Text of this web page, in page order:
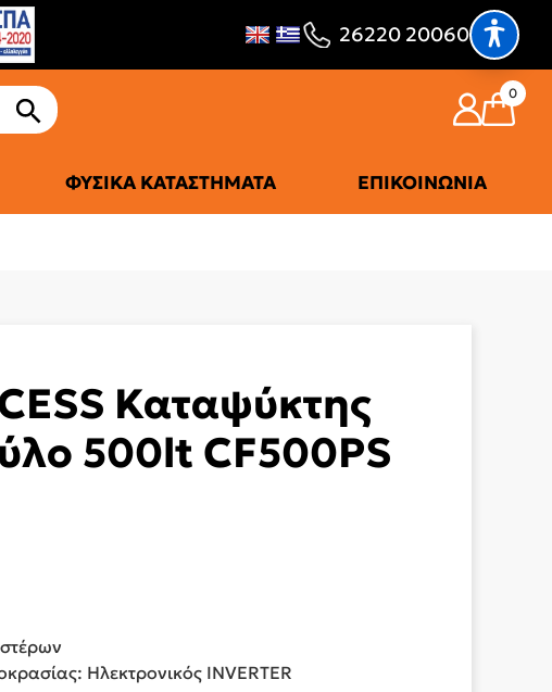
26220 20060
0
ΦΥΣΙΚΆ ΚΑΤΑΣΤΉΜΑΤΑ ΕΠΙΚΟΙΝΩΝΊΑ
Καταψύκτης
500lt CF500PS
Ηλεκτρονικός INVERTER